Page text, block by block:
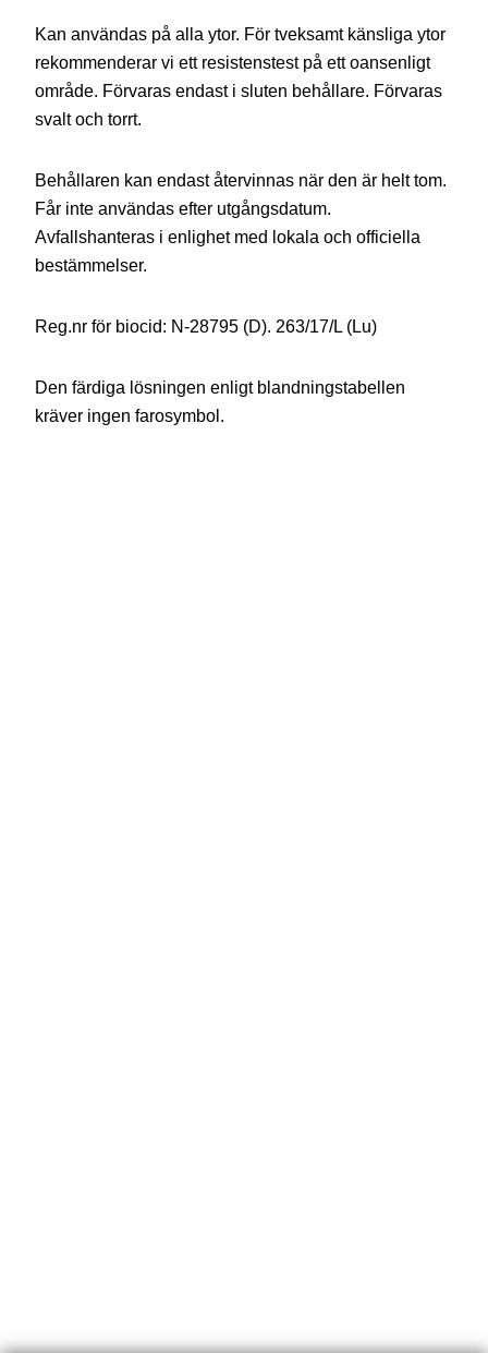
Kan användas på alla ytor. För tveksamt känsliga ytor
rekommenderar vi ett resistenstest på ett oansenligt
område. Förvaras endast i sluten behållare. Förvaras
svalt och torrt.
Behållaren kan endast återvinnas när den är helt tom.
Får inte användas efter utgångsdatum.
Avfallshanteras i enlighet med lokala och officiella
bestämmelser.
Reg.nr för biocid: N-28795 (D). 263/17/L (Lu)
Den färdiga lösningen enligt blandningstabellen
kräver ingen farosymbol.